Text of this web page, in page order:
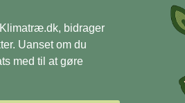
bidrager
Uanset om du
med til at gøre